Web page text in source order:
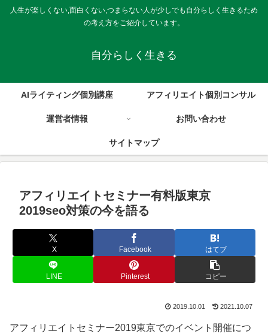
人生が楽しくない,面白くない,つまらない人が少しでも自分らしく生きるため
の考え方をご紹介しています。
自分らしく生きる
AIライティング個別講座 アフィリエイト個別コンサル
運営者情報 お問い合わせ
サイトマップ
アフィリエイトセミナー有料版東京
2019seo対策の今を語る
X Facebook はてブ
LINE Pinterest コピー
2019.10.01 2021.10.07
アフィリエイトセミナー2019東京でのイベント開催につ